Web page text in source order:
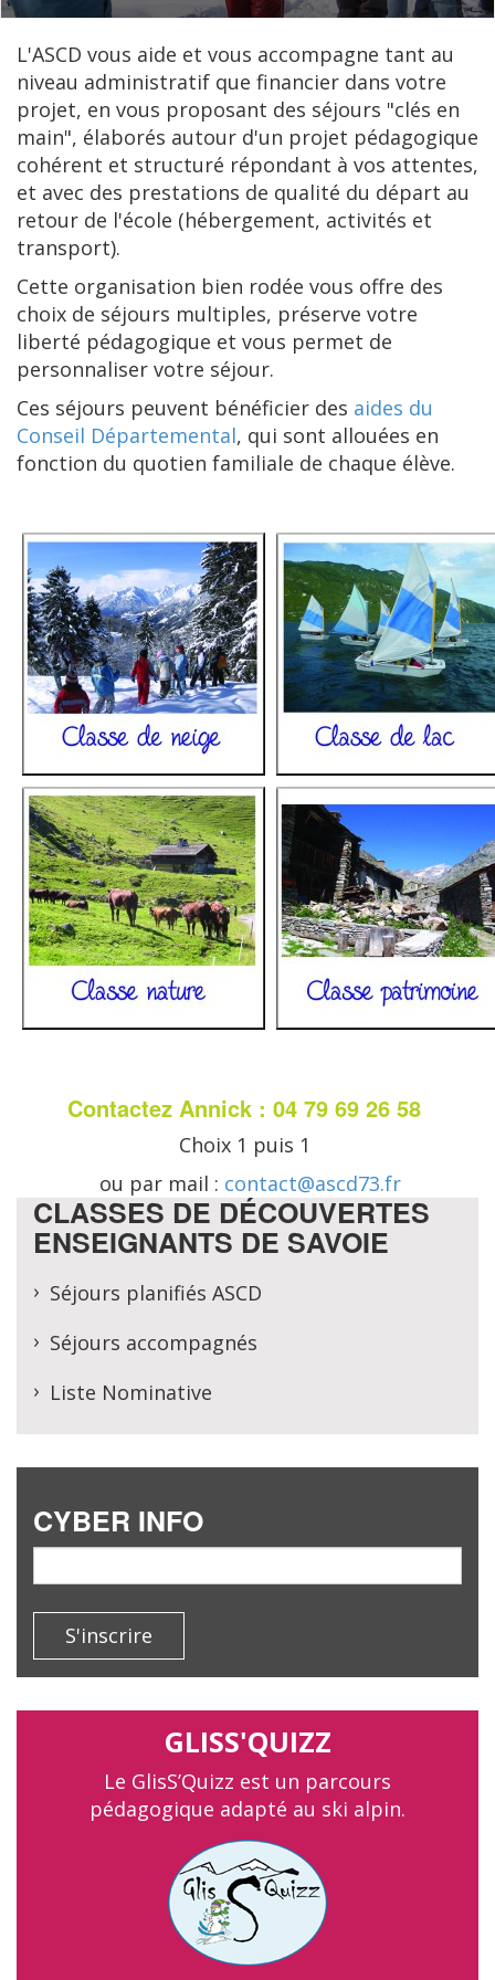
L'ASCD vous aide et vous accompagne tant au
niveau administratif que financier dans votre
projet, en vous proposant des séjours "clés en
main", élaborés autour d'un projet pédagogique
cohérent et structuré répondant à vos attentes,
et avec des prestations de qualité du départ au
retour de l'école (hébergement, activités et
transport).
Cette organisation bien rodée vous offre des
choix de séjours multiples, préserve votre
liberté pédagogique et vous permet de
personnaliser votre séjour.
Ces séjours peuvent bénéficier des aides du
Conseil Départemental, qui sont allouées en
fonction du quotien familiale de chaque élève.
Contactez Annick : 04 79 69 26 58
Choix 1 puis 1
ou par mail : contact@ascd73.fr
CLASSES DE DÉCOUVERTES
ENSEIGNANTS DE SAVOIE
Séjours planifiés ASCD
Séjours accompagnés
Liste Nominative
CYBER INFO
S'inscrire
GLISS'QUIZZ
Le GlisS’Quizz est un parcours
pédagogique adapté au ski alpin.